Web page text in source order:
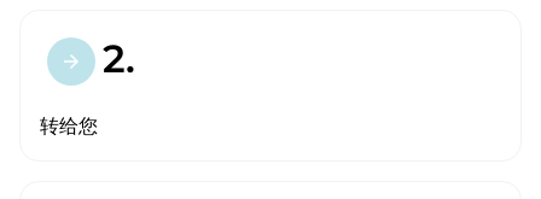
arrow_forward 2.
转给您